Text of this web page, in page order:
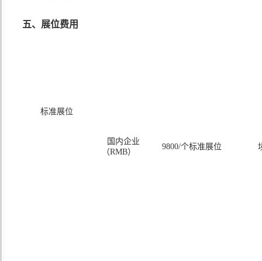
五、展位费用
标准展位
国内企业
（RMB）
9800/个标准展位